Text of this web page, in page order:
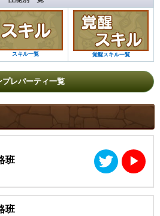
スキル一覧 覚醒スキル一覧
プレパーティ一覧
班 ▶︎
班